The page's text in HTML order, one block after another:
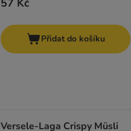
57 Kč
Přidat do košíku
Versele-Laga Crispy Müsli